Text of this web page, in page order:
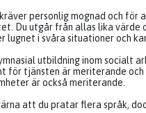
personlig mognad och för
Du utgår från allas lika värde
lugnet i svåra situationer och
utbildning inom socialt
för tjänsten är meriterande
är också meriterande.
att du pratar flera språk,